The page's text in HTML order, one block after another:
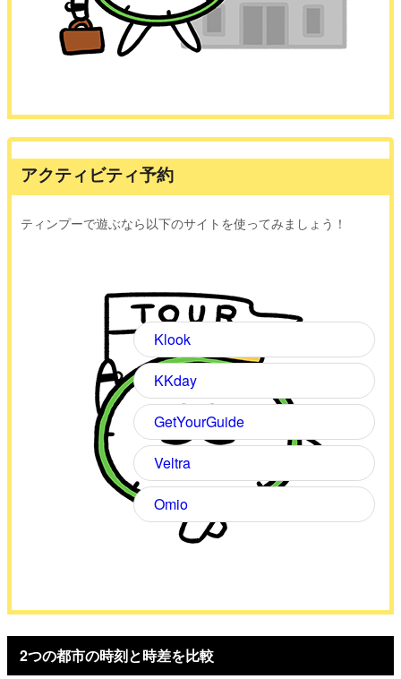
アクティビティ予約
ティンプーで遊ぶなら以下のサイトを使ってみましょう！
Klook
KKday
GetYourGuide
Veltra
Omio
2つの都市の時刻と時差を比較